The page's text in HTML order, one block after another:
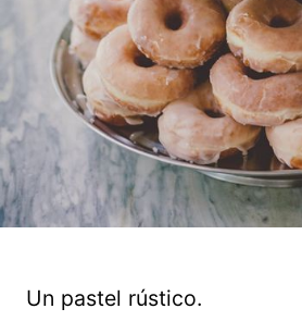
Un pastel rústico.